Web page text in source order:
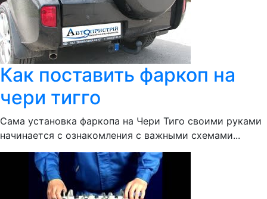
Как поставить фаркоп на
чери тигго
Сама установка фаркопа на Чери Тиго своими руками
начинается с ознакомления с важными схемами...